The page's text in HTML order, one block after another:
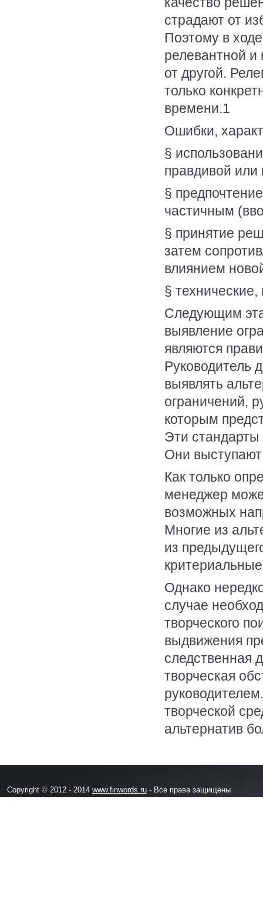
страдают от
Поэтому в
релевантной
от другой.
только
времени.1
Ошибки,
§
правдивой или
§
частичным
§ принятие
затем
влиянием
§
Следующим
выявление
являются
Руководитель
выявлять
ограничений,
которым
Эти
Они
Как только
менеджер
возможных
Многие из
из
Однако
случае
творческого
выдвижения
следственная
творческая
творческой
альтернатив
Copyright © 2012 - 2014 www.finwords.ru - Все права защищены